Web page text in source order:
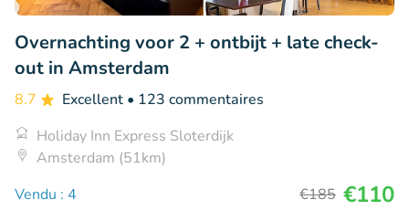
Overnachting voor 2 + ontbijt + late check-
out in Amsterdam
8.7 Excellent • 123 commentaires
Holiday Inn Express Sloterdijk
Amsterdam (51km)
Vendu : 4
€185 €110